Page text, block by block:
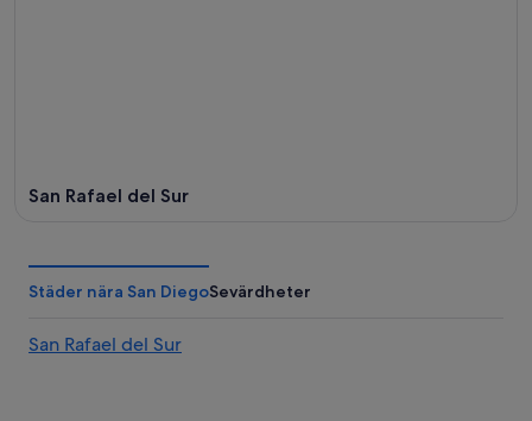
San Rafael del Sur
Städer nära San DiegoSevärdheter
San Rafael del Sur